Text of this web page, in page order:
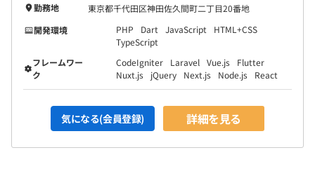
勤務地
東京都千代田区神田佐久間町二丁目20番地
開発環境
PHP Dart JavaScript
HTML+CSS
TypeScript
フレームワー
ク
CodeIgniter Laravel Vue.js
Flutter
Nuxt.js
jQuery Next.js Node.js React
気になる(会員登録) 詳細を見る